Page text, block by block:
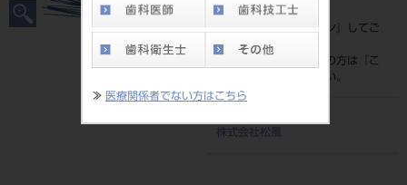
≫ 医療関係者でない方はこちら
標準価格
ログイン
』してご
覧ください。
ネット会員登録がまだの方は『
こ
』より登録ください。
株式会社松風